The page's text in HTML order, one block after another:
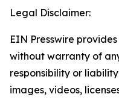
Legal Disclaimer:
EIN Presswire
without warranty of
responsibility or
images, videos,